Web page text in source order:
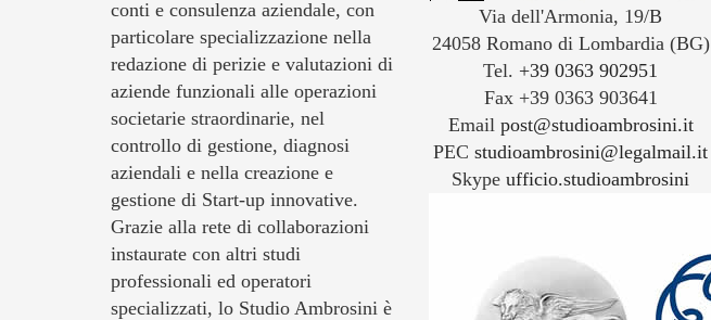
conti e consulenza aziendale, con
particolare specializzazione nella
redazione di perizie e valutazioni di
aziende funzionali alle operazioni
societarie straordinarie, nel
controllo di gestione, diagnosi
aziendali e nella creazione e
gestione di Start-up innovative.
Grazie alla rete di collaborazioni
instaurate con altri studi
professionali ed operatori
specializzati, lo Studio Ambrosini è
Via dell'Armonia, 19/B
24058 Romano di Lombardia (BG)
Tel. +39 0363 902951
Fax +39 0363 903641
Email post@studioambrosini.it
PECstudioambrosini@legalmail.it
Skypeufficio.studioambrosini